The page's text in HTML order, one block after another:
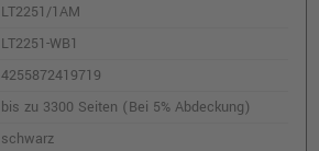
LT2251/1AM
LT2251-WB1
4255872419719
bis zu 3300 Seiten (Bei 5% Abdeckung)
schwarz